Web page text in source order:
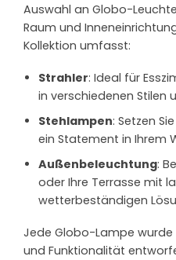
Auswahl an Globo-
Raum und
Kollektion umfasst:
Strahler: Ideal für
in verschiedenen Stilen
Stehlampen: Setzen
ein Statement in Ihrem
Außenbeleuchtung:
oder Ihre Terrasse mit
wetterbeständigen
Jede Globo-Lampe wurde
und Funktionalität